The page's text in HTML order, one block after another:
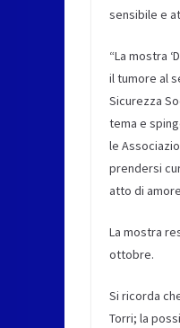
sensibile e
“La mostra
il tumore al
Sicurezza
tema e
le
prendersi
atto di
La mostra
ottobre.
Si ricorda
Torri; la